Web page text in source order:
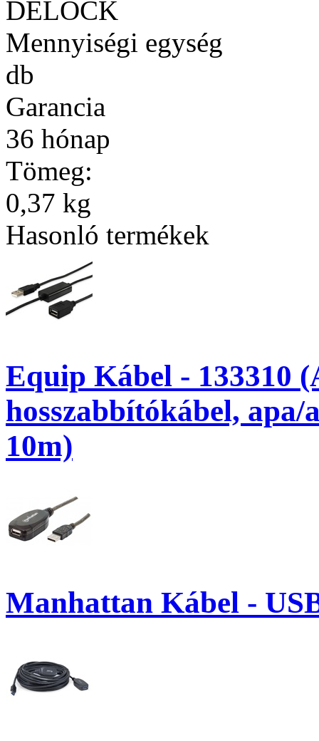
DELOCK
Mennyiségi egység
db
Garancia
36 hónap
Tömeg:
0,37 kg
Hasonló termékek
Equip Kábel - 133310
hosszabbítókábel,
10m)
Manhattan Kábel -